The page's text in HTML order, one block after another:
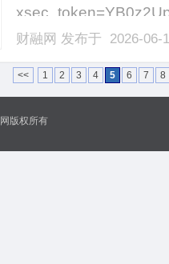
财融网 发布于 2026-
<< 1 2 3 4 5 6 7 8
版权所有